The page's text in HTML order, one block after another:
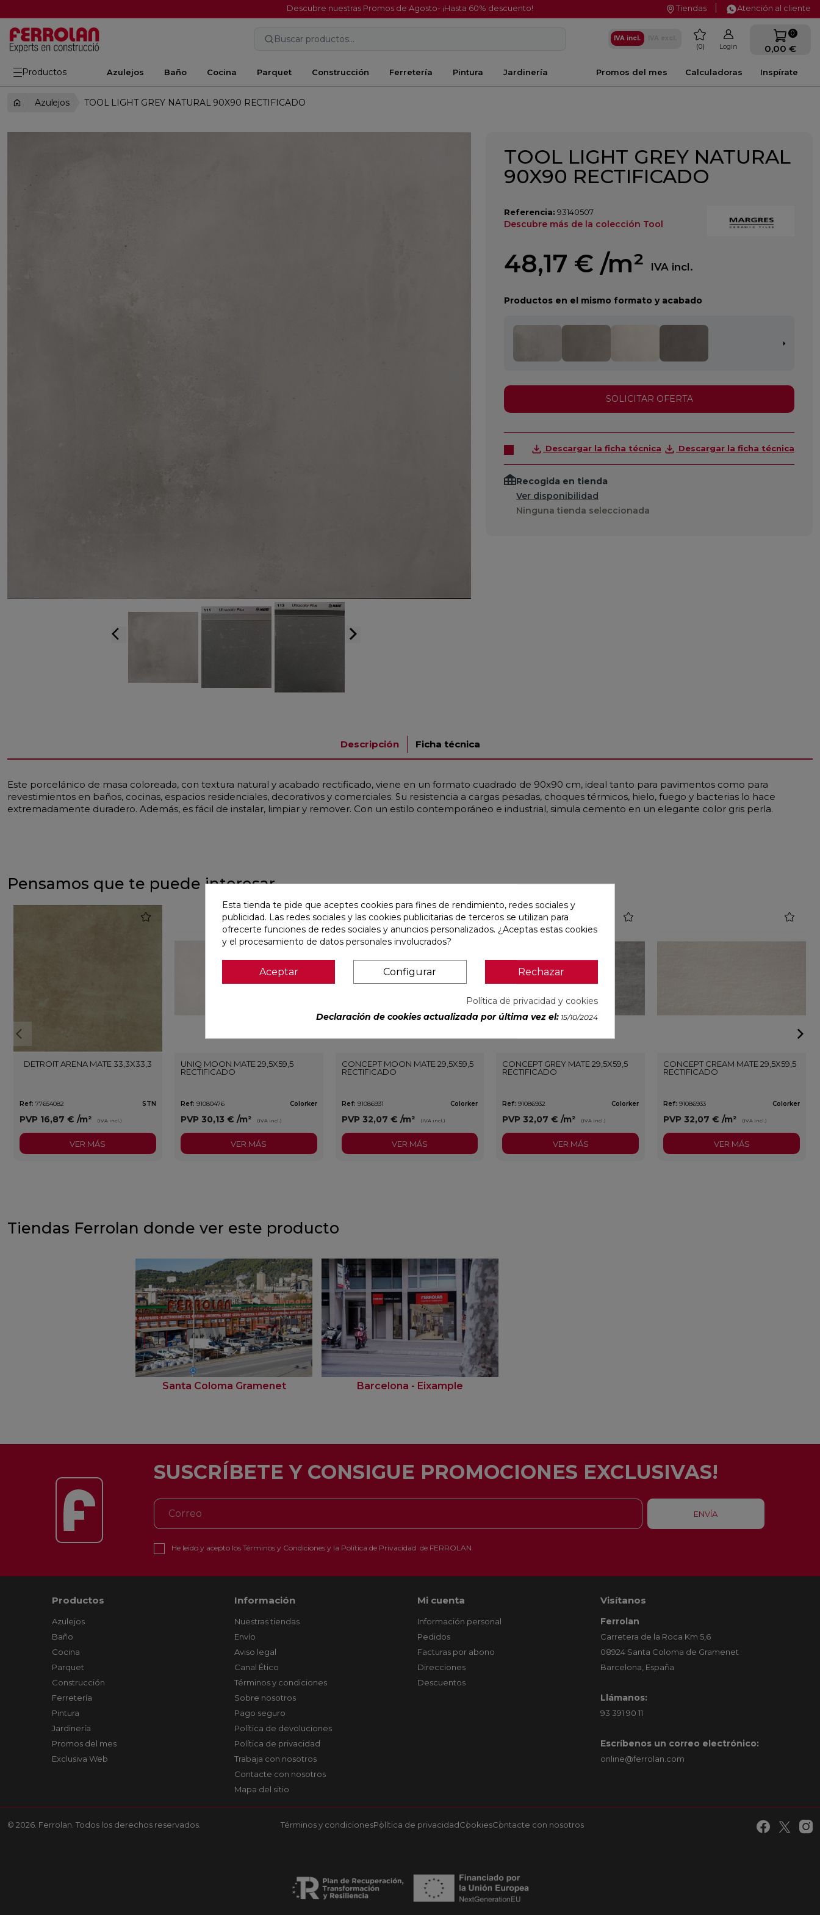
Descubre nuestras Promos de Agosto- ¡Hasta 60% descuento! Tiendas Atención al cliente
Buscar productos... IVA incl. favorite
0 Login
0
0,00 €
Productos Azulejos Baño Cocina Parquet Construcción Ferretería Pintura Jardinería Inspírate
Calculadoras
Promos del mes
Azulejos TOOL LIGHT GREY NATURAL 90X90 RECTIFICADO
arrow_back_ios arrow_forward_ios
TOOL LIGHT GREY NATURAL
90X90 RECTIFICADO
Referencia: 93140507
Descubre más de la colección Tool
48,17 € /m² IVA incl.
Productos en el mismo formato y acabado
SOLICITAR OFERTA
Descargar la ficha técnica Descargar la ficha técnica
Recogida en tienda
Ver disponibilidad
Ninguna tienda seleccionada
Descripción Ficha técnica
Este porcelánico de masa coloreada, con textura natural y acabado rectificado, viene en un formato cuadrado de 90x90 cm, ideal tanto para pavimentos como para
revestimientos en baños, cocinas, espacios residenciales, decorativos y comerciales. Su resistencia a cargas pesadas, choques térmicos, hielo, fuego y bacterias lo hace
extremadamente duradero. Además, es fácil de instalar, limpiar y remover. Con un estilo contemporáneo e industrial, simula cemento en un elegante color gris perla.
Pensamos que te puede interesar
DETROIT ARENA MATE 33,3X33,3
Ref: 77654082 STN
PVP 16,87 € /m² (IVA incl.)
favorite
VER MÁS
UNIQ MOON MATE 29,5X59,5
RECTIFICADO
Ref: 91080476 Colorker
PVP 30,13 € /m² (IVA incl.)
favorite
VER MÁS
CONCEPT MOON MATE 29,5X59,5
RECTIFICADO
Ref: 91086931 Colorker
PVP 32,07 € /m² (IVA incl.)
favorite
VER MÁS
CONCEPT GREY MATE 29,5X59,5
RECTIFICADO
Ref: 91086932 Colorker
PVP 32,07 €/m² (IVA incl.)
VER MÁS
CONCEPT CREAM MATE 29,5X59,5
RECTIFICADO
Ref: 91086933 Colorker
PVP 32,07 €/m² (IVA incl.)
favorite
VER MÁS
Tiendas Ferrolan donde ver este producto
Santa Coloma Gramenet Barcelona - Eixample
SUSCRÍBETE Y CONSIGUE PROMOCIONES EXCLUSIVAS!
He leído y acepto los Términos y Condicionesy la Política de Privacidad de FERROLAN
Productos
Azulejos
Baño
Cocina
Parquet
Construcción
Ferretería
Pintura
Jardinería
Promos del mes
Exclusiva Web
Información
Nuestras tiendas
Envío
Aviso legal
Canal Ético
Términos y condiciones
Sobre nosotros
Pago seguro
Política de devoluciones
Política de privacidad
Trabaja con nosotros
Contacte con nosotros
Mapa del sitio
Mi cuenta
Información personal
Pedidos
Facturas por abono
Direcciones
Descuentos
Visítanos
Ferrolan
Carretera de la Roca Km 5,6
08924 Santa Coloma de Gramenet
Barcelona, España
Llámanos:
93 391 90 11
Escríbenos un correo electrónico:
online@ferrolan.com
© 2026. Ferrolan. Todos los derechos reservados. Términos y condicionesPolítica de privacidadCookiesContacte con nosotros
Esta tienda te pide que aceptes cookies para fines de rendimiento, redes sociales y
publicidad. Las redes sociales y las cookies publicitarias de terceros se utilizan para
ofrecerte funciones de redes sociales y anuncios personalizados. ¿Aceptas estas cookies
y el procesamiento de datos personales involucrados?
Aceptar Configurar Rechazar
Política de privacidad y cookies
Declaración de cookies actualizada por última vez el: 15/10/2024